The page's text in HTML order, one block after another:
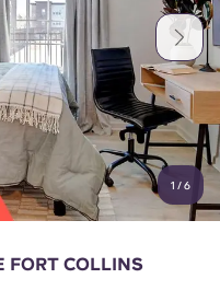
Langue
Deutsch
French
1 /6
FORT COLLINS